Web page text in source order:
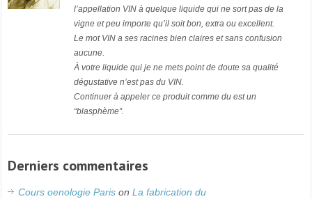
l’appellation VIN à quelque liquide qui ne sort pas de la
vigne et peu importe qu’il soit bon, extra ou excellent.
Le mot VIN a ses racines bien claires et sans confusion
aucune.
À votre liquide qui je ne mets point de doute sa qualité
dégustative n’est pas du VIN.
Continuer à appeler ce produit comme du est un
“blasphème”.
Derniers commentaires
Cours oenologie Paris onLa fabrication du